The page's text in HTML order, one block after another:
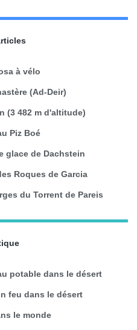
à vélo
(Ad-Deir)
(3 482 m d'altitude)
Piz Boé
glace de Dachstein
Roques de Garcia
du Torrent de Pareis
potable dans le désert
feu dans le désert
le monde